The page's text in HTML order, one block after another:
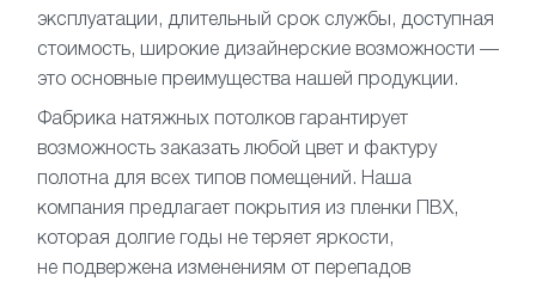
эксплуатации, длительный срок службы, доступная
стоимость, широкие дизайнерские возможности —
это основные преимущества нашей продукции.
Фабрика натяжных потолков гарантирует
возможность заказать любой цвет и фактуру
полотна для всех типов помещений. Наша
компания предлагает покрытия из пленки ПВХ,
которая долгие годы не теряет яркости,
не подвержена изменениям от перепадов